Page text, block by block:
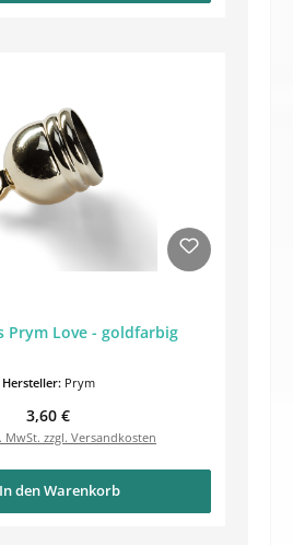
Prym Love - goldfarbig
Hersteller: Prym
Regulärer Preis:
3,60 €
MwSt. zzgl. Versandkosten
In den Warenkorb